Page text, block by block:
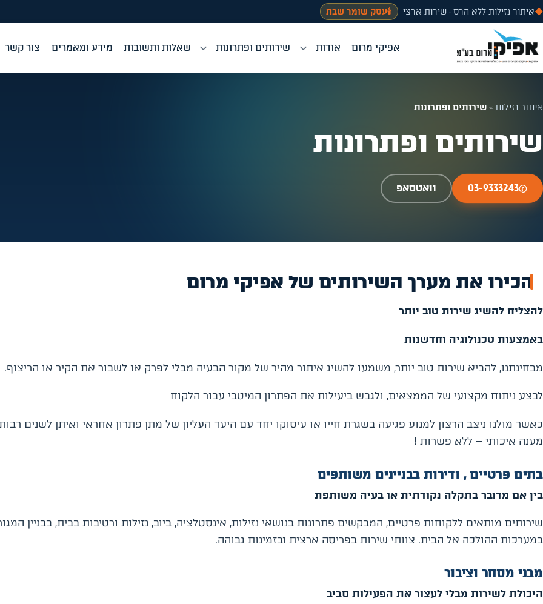
◆איתור נזילות ללא הרס · שירות ארצי 🕯️עסק שומר שבת
אפיקי מרום אודות שירותים ופתרונות שאלות ותשובות מידע ומאמרים צור קשר
איתור נזילות » שירותים ופתרונות
שירותים ופתרונות
✆
03-9333243 וואטסאפ
הכירו את מערך השירותים של אפיקי מרום
להצליח להשיג שירות טוב יותר
באמצעות טכנולוגיה וחדשנות
מבחינתנו, להביא שירות טוב יותר, משמעו להשיג איתור מהיר של מקור הבעיה מבלי לפרק או לשבור את הקיר או הריצוף.
לבצע ניתוח מקצועי של הממצאים, ולגבש ביעילות את הפתרון המיטבי עבור הלקוח
כאשר מולנו ניצב הרצון למנוע פגיעה בשגרת חייו או עיסוקו יחד עם היעד העליון של מתן פתרון אחראי ואיתן לשנים
מענה איכותי – ללא פשרות !
בתים פרטיים , ודירות בבניינים משותפים
בין אם מדובר בתקלה נקודתית או בעיה משותפת
שירותים מותאים ללקוחות פרטיים, המבקשים פתרונות בנושאי נזילות, אינסטלציה, ביוב, נזילות ורטיבות בבית, בבניין
במערכות ההולכה אל הבית. צוותי שירות בפריסה ארצית ובזמינות גבוהה.
מבני מסחר וציבור
היכולת לשירות מבלי לעצור את הפעילות סביב